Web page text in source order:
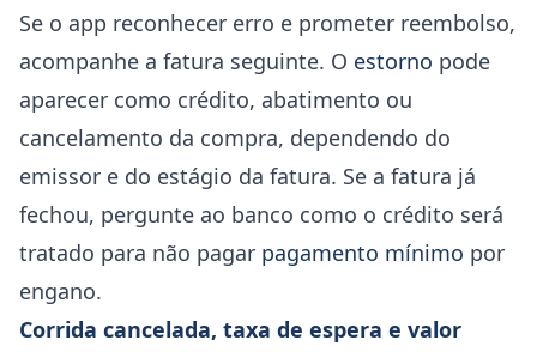
Se o app reconhecer erro e prometer reembolso,
acompanhe a fatura seguinte. O estorno pode
aparecer como crédito, abatimento ou
cancelamento da compra, dependendo do
emissor e do estágio da fatura. Se a fatura já
fechou, pergunte ao banco como o crédito será
tratado para não pagar pagamento mínimo por
engano.
Corrida cancelada, taxa de espera e valor